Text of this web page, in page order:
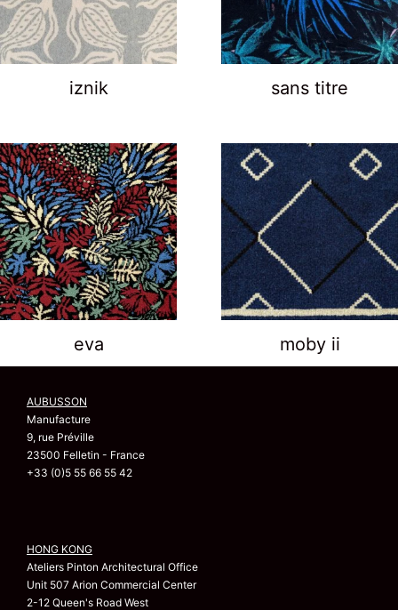
iznik sans titre
eva moby ii
AUBUSSON
Manufacture
9, rue Préville
23500 Felletin - France
+33 (0)5 55 66 55 42
HONG KONG
Ateliers Pinton Architectural Office
Unit 507 Arion Commercial Center
2-12 Queen's Road West